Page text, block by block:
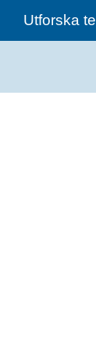
Utforska